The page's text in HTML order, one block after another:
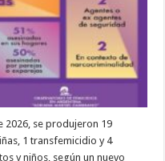
DE
GÉNERO
2026, se produjeron 19
1 transfemicidio y 4
y niños, según un nuevo